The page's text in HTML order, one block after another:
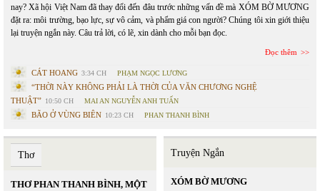
nay? Xã hội Việt Nam đã thay đổi đến đâu trước những vấn đề mà XÓM BỜ MƯƠNG
đặt ra: môi trường, bạo lực, sự vô cảm, và phẩm giá con người? Chúng tôi xin giới thiệu
lại truyện ngắn này. Câu trả lời, có lẽ, xin dành cho mỗi bạn đọc.
Đọc thêm
CÁT HOANG 3:34 CH PHẠM NGỌC LƯƠNG
“THỜI NÀY KHÔNG PHẢI LÀ THỜI CỦA VĂN CHƯƠNG NGHỆ
THUẬT” 10:50 CH MAI AN NGUYỄN ANH TUẤN
BÃO Ở VÙNG BIÊN 10:23 CH PHAN THANH BÌNH
Thơ
THƠ PHAN THANH BÌNH, MỘT
Truyện Ngắn
XÓM BỜ MƯƠNG